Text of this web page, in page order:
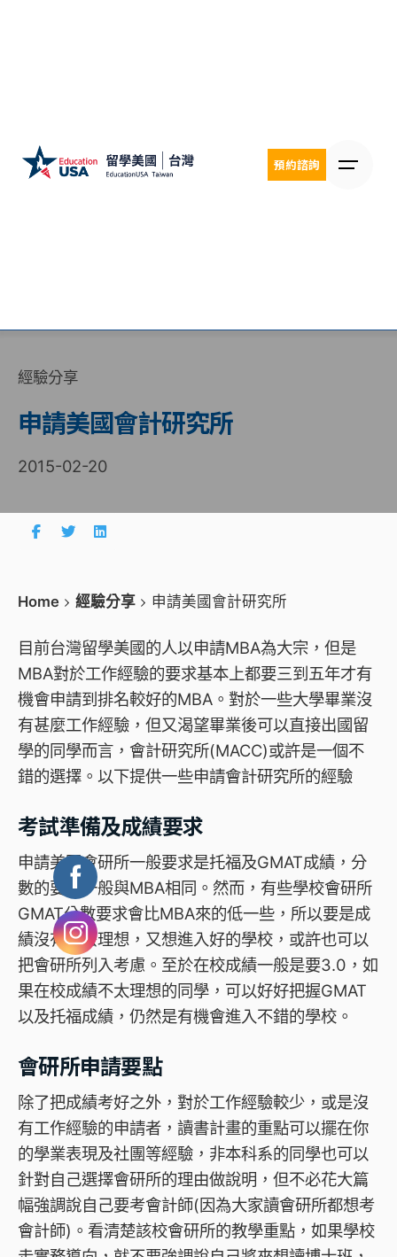
預約諮詢
經驗分享
申請美國會計研究所
2015-02-20
Home 經驗分享 申請美國會計研究所
目前台灣留學美國的人以申請MBA為大宗，但是
MBA對於工作經驗的要求基本上都要三到五年才有
機會申請到排名較好的MBA。對於一些大學畢業沒
有甚麼工作經驗，但又渴望畢業後可以直接出國留
學的同學而言，會計研究所(MACC)或許是一個不
錯的選擇。以下提供一些申請會計研究所的經驗
考試準備及成績要求
申請美國會研所一般要求是托福及GMAT成績，分
數的要求一般與MBA相同。然而，有些學校會研所
GMAT分數要求會比MBA來的低一些，所以要是成
績沒有那麼理想，又想進入好的學校，或許也可以
把會研所列入考慮。至於在校成績一般是要3.0，如
果在校成績不太理想的同學，可以好好把握GMAT
以及托福成績，仍然是有機會進入不錯的學校。
會研所申請要點
除了把成績考好之外，對於工作經驗較少，或是沒
有工作經驗的申請者，讀書計畫的重點可以擺在你
的學業表現及社團等經驗，非本科系的同學也可以
針對自己選擇會研所的理由做說明，但不必花大篇
幅強調說自己要考會計師(因為大家讀會研所都想考
會計師)。看清楚該校會研所的教學重點，如果學校